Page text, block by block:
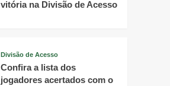
vitória na Divisão de Acesso
Divisão de Acesso
Confira a lista dos
jogadores acertados com o